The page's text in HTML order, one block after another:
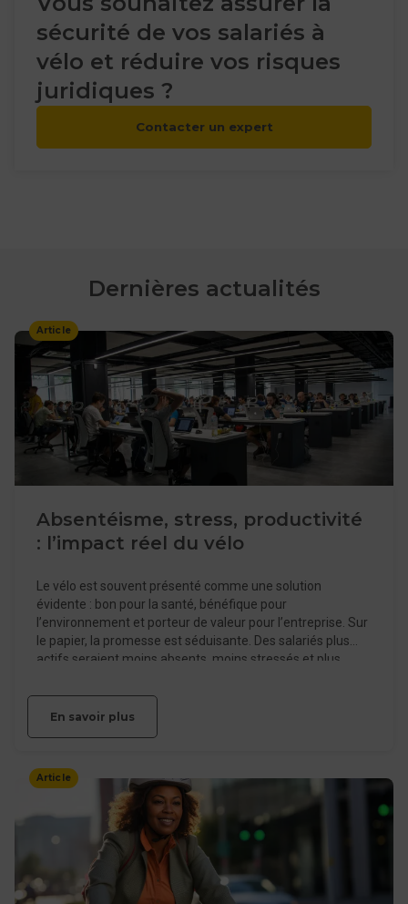
sécurité de vos salariés à
vélo et réduire vos risques
juridiques ?
Contacter un expert
Dernières actualités
Article
Absentéisme, stress, productivité
: l’impact réel du vélo
Le vélo est souvent présenté comme une solution
évidente : bon pour la santé, bénéfique pour
l’environnement et porteur de valeur pour l’entreprise. Sur
le papier, la promesse est séduisante. Des salariés plus
actifs seraient moins absents, moins stressés et plus
Certaines entreprises observent des effets tangibles sur
le bien-être et la performance collective, d’autres
quelles conditions il produit des effets mesurables et
durables.
En savoir plus
Article